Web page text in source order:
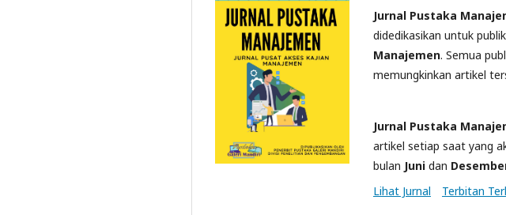
Jurnal Pustaka
didedikasikan untuk
Manajemen. Semua
memungkinkan artikel
Jurnal Pustaka
artikel setiap saat yang
bulan Juni dan
Lihat Jurnal
Terbitan